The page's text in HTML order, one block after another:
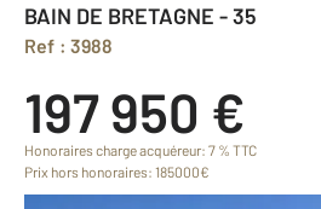
BAIN DE BRETAGNE - 35
Ref : 3988
197 950 €
Honoraires charge acquéreur: 7 % TTC
Prix hors honoraires: 185000€